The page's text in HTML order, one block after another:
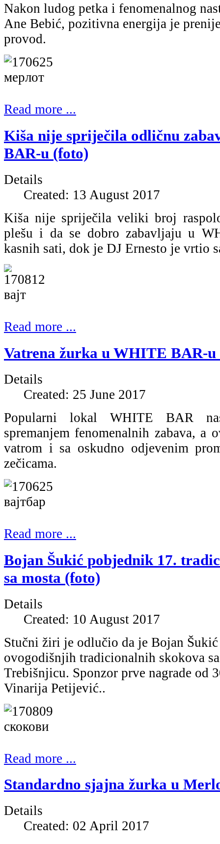
Nakon ludog petka i fenomenalnog
Ane Bebić, pozitivna energija je
provod.
Read more ...
Kiša nije spriječila odličnu
BAR-u (foto)
Details
Created: 13 August 2017
Kiša nije spriječila veliki broj
plešu i da se dobro zabavljaju u
kasnih sati, dok je DJ Ernesto je vrtio
Read more ...
Vatrena žurka u WHITE BAR-u
Details
Created: 25 June 2017
Popularni lokal WHITE BAR
spremanjem fenomenalnih zabava, a
vatrom i sa oskudno odjevenim
zečicama.
Read more ...
Bojan Šukić pobjednik 17.
sa mosta (foto)
Details
Created: 10 August 2017
Stučni žiri je odlučio da je Bojan
ovogodišnjih tradicionalnih skokova
Trebišnjicu. Sponzor prve nagrade od
Vinarija Petijević..
Read more ...
Standardno sjajna žurka u
Details
Created: 02 April 2017